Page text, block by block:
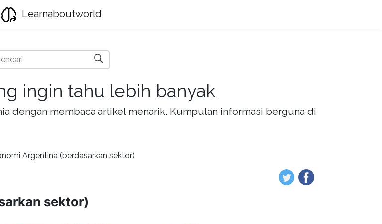
Learnaboutworld
ingin tahu lebih banyak
dengan membaca artikel menarik. Kumpulan informasi berguna di
Argentina (berdasarkan sektor)
sektor)